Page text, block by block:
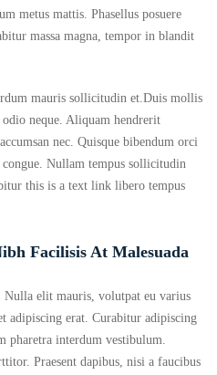
metus mattis. Phasellus posuere
massa magna, tempor in blandit
mauris sollicitudin et.Duis mollis
neque. Aliquam hendrerit
nec. Quisque bibendum orci
Nullam tempus sollicitudin
this is a text link libero tempus
Facilisis At Malesuada
elit mauris, volutpat eu varius
adipiscing erat. Curabitur adipiscing
pharetra interdum vestibulum.
Praesent dapibus, nisi a faucibus